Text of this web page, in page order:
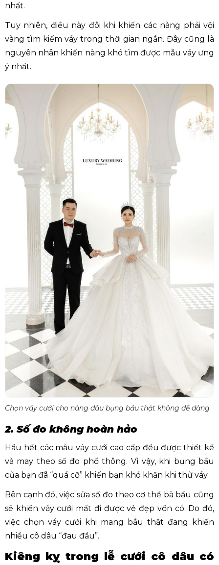
nhất.
Tuy nhiên, điều này đôi khi khiến các nàng phải vội
vàng tìm kiếm váy trong thời gian ngắn. Đây cũng là
nguyên nhân khiến nàng khó tìm được mẫu váy ưng
ý nhất.
Chọn váy cưới cho nàng dâu bụng bầu thật không dễ dàng
2. Số đo không hoàn hảo
Hầu hết các mẫu váy cưới cao cấp đều được thiết kế
và may theo số đo phổ thông. Vì vậy, khi bụng bầu
của bạn đã “quá cỡ” khiến bạn khó khăn khi thử váy.
Bên cạnh đó, việc sửa số đo theo cơ thể bà bầu cũng
sẽ khiến váy cưới mất đi được vẻ đẹp vốn có. Do đó,
việc chọn váy cưới khi mang bầu thật đang khiến
nhiều cô dâu “đau đầu”.
Kiêng kỵ trong lễ cưới cô dâu có